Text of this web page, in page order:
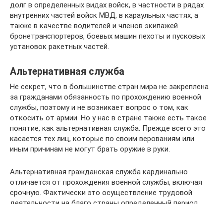
долг в определенных видах войск, в частности в рядах
внутренних частей войск МВД, в караульных частях, а
также в качестве водителей и членов экипажей
бронетранспортеров, боевых машин пехоты и пусковых
установок ракетных частей.
Альтернативная служба
Не секрет, что в большинстве стран мира не закреплена
за гражданами обязанность по прохождению военной
службы, поэтому и не возникает вопрос о том, как
откосить от армии. Но у нас в стране также есть такое
понятие, как альтернативная служба. Прежде всего это
касается тех лиц, которые по своим верованиям или
иным причинам не могут брать оружие в руки.
Альтернативная гражданская служба кардинально
отличается от прохождения военной службы, включая
срочную. Фактически это осуществление трудовой